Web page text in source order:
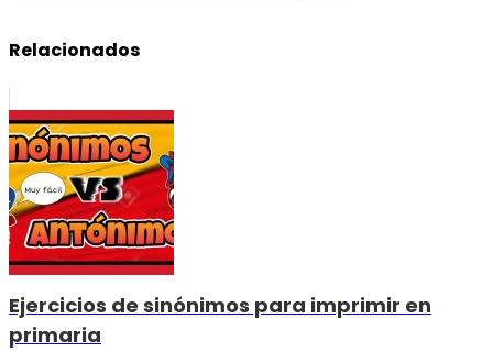
Relacionados
Ejercicios de sinónimos para imprimir en
primaria